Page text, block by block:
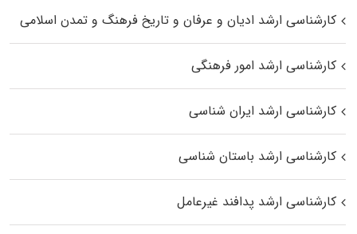
کارشناسی ارشد ادیان و عرفان و تاریخ فرهنگ و تمدن اسلامی
کارشناسی ارشد امور فرهنگی
کارشناسی ارشد ایران شناسی
کارشناسی ارشد باستان شناسی
کارشناسی ارشد پدافند غیرعامل